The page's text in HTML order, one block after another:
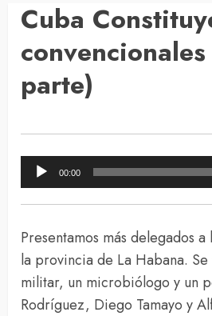
Cuba
parte)
Reproductor
de
audio
00:00
Presentamos más delegados
la provincia de La Habana.
militar, un microbiólogo y un
Rodríguez, Diego Tamayo y